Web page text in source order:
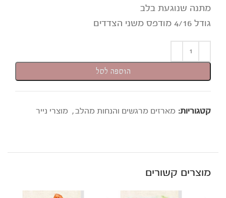
מתנה שנוגעת בלב
גודל 4/16 מודפס משני הצדדים
הוספה לסל
קטגוריות: מארזים מרגשים והנחות מהלב, מוצרי נייר
מוצרים קשורים